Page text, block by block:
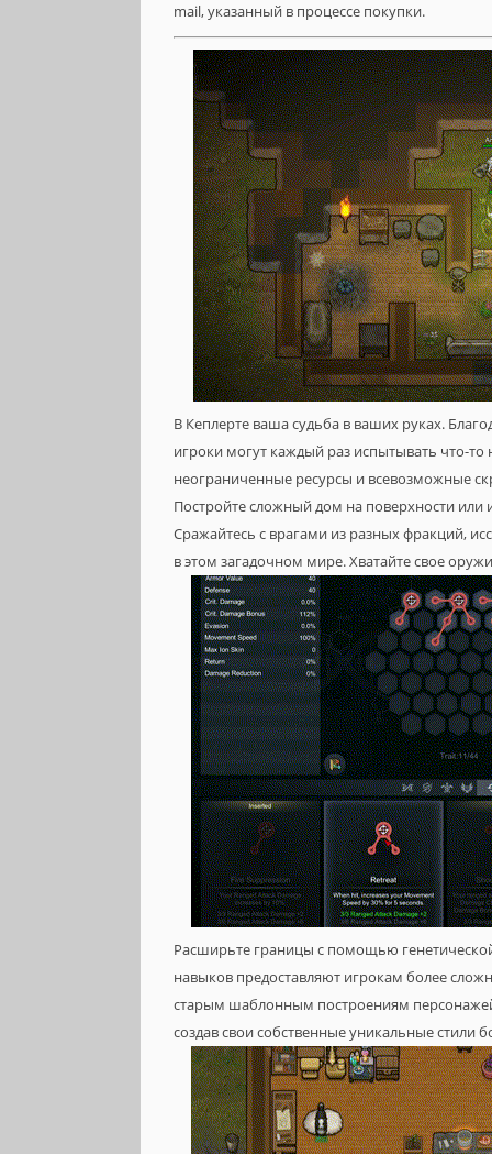
mail, указанный в процессе покупки.
В Кеплерте ваша судьба в ваших руках.
игроки могут каждый раз испытывать что-
неограниченные ресурсы и всевозможные
Постройте сложный дом на поверхности или
Сражайтесь с врагами из разных фракций,
в этом загадочном мире. Хватайте свое
Расширьте границы с помощью
навыков предоставляют игрокам более
старым шаблонным построениям
создав свои собственные уникальные стили